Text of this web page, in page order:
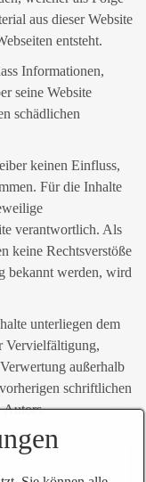
aus dieser Website
entsteht.
Informationen,
seine Website
schädlichen
keinen Einfluss,
Für die Inhalte
verantwortlich. Als
keine Rechtsverstöße
bekannt werden, wird
unterliegen dem
Vervielfältigung,
außerhalb
schriftlichen
Autors.